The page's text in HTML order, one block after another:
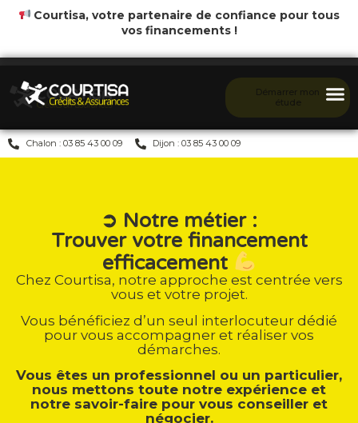
Courtisa, votre partenaire de confiance pour tous
vos financements !
Chalon : 03 85 43 00 09 Dijon : 03 85 43 00 09
➲ Notre métier :
Trouver votre financement
efficacement
Chez Courtisa, notre approche est centrée vers
vous et votre projet.
Vous bénéficiez d’un seul interlocuteur dédié
pour vous accompagner et réaliser vos
démarches.
Vous êtes un professionnel ou un particulier,
nous mettons toute notre expérience et
notre savoir-faire pour vous conseiller et
négocier.